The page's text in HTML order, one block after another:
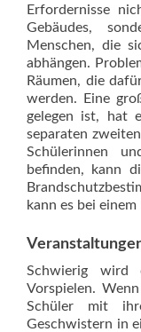
Erfordernisse
Gebäudes,
Menschen, die
abhängen.
Räumen, die
werden. Eine
gelegen ist, hat
separaten
Schülerinnen
befinden, kann
kann es bei
Schwierig wird
Vorspielen.
Schüler mit
Geschwistern in